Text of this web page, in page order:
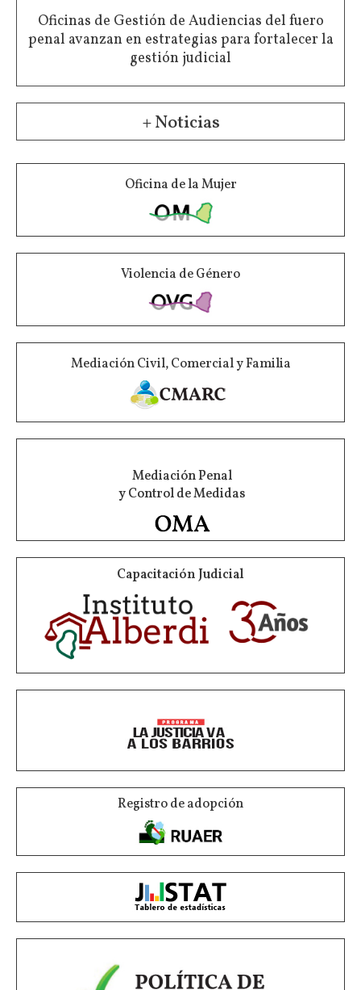
Oficinas de Gestión de Audiencias del fuero
penal avanzan en estrategias para fortalecer la
gestión judicial
+ Noticias
Oficina de la Mujer
Violencia de Género
Mediación Civil, Comercial y Familia
Mediación Penal
y Control de Medidas
Capacitación Judicial
Registro de adopción